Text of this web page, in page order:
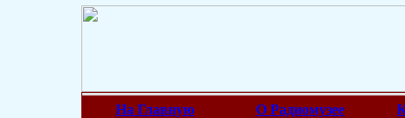
На Главную О Радиомузее